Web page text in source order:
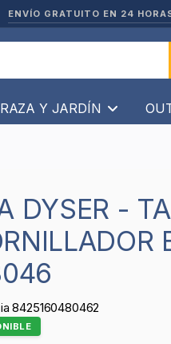
ENVÍO GRATUITO EN 24
Y JARDÍN
8425160480462